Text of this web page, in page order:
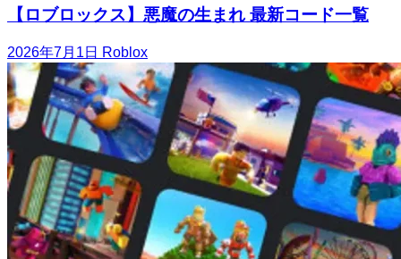
【ロブロックス】悪魔の生まれ 最新コード一覧
2026年7月1日 Roblox